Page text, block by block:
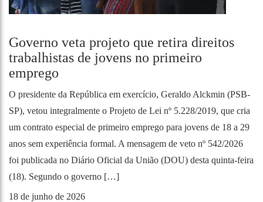
Governo veta projeto que retira direitos
trabalhistas de jovens no primeiro
emprego
O presidente da República em exercício, Geraldo Alckmin (PSB-
SP), vetou integralmente o Projeto de Lei nº 5.228/2019, que cria
um contrato especial de primeiro emprego para jovens de 18 a 29
anos sem experiência formal. A mensagem de veto nº 542/2026
foi publicada no Diário Oficial da União (DOU) desta quinta-feira
(18). Segundo o governo […]
18 de junho de 2026